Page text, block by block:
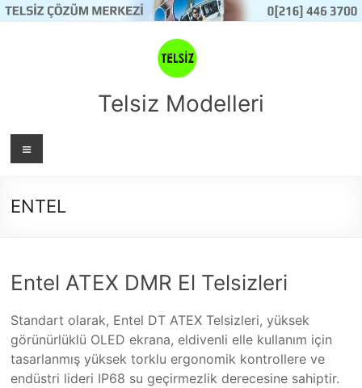
Skip
to
Telsiz Modelleri
Menü
ENTEL
Entel ATEX DMR El Telsizleri
Standart olarak, Entel DT ATEX Telsizleri, yüksek
görünürlüklü OLED ekrana, eldivenli elle kullanım için
tasarlanmış yüksek torklu ergonomik kontrollere ve
endüstri lideri IP68 su geçirmezlik derecesine sahiptir.